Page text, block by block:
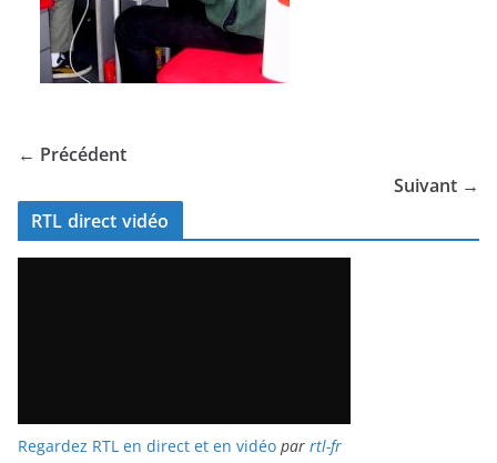
← Précédent
Suivant →
RTL direct vidéo
Regardez RTL en direct et en vidéo par rtl-fr